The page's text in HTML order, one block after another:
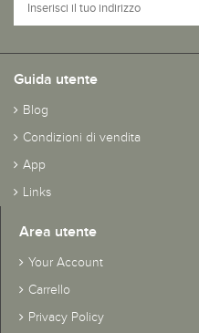
Guida utente
Blog
Condizioni di vendita
App
Links
Area utente
Your Account
Carrello
Privacy Policy